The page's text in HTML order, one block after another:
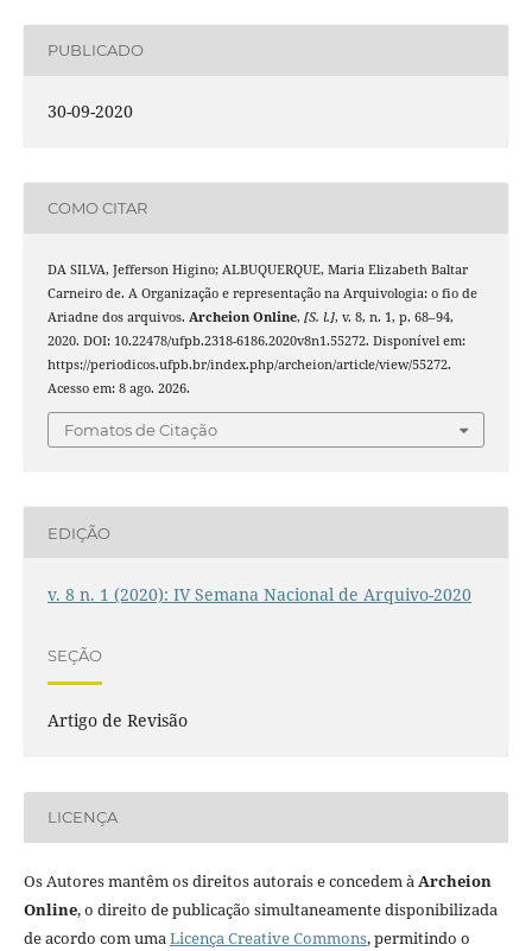
PUBLICADO
30-09-2020
COMO CITAR
DA SILVA, Jefferson Higino; ALBUQUERQUE, Maria Elizabeth Baltar
Carneiro de. A Organização e representação na Arquivologia: o fio de
Ariadne dos arquivos. Archeion Online, [S. l.], v. 8, n. 1, p. 68–94,
2020. DOI: 10.22478/ufpb.2318-6186.2020v8n1.55272. Disponível em:
https://periodicos.ufpb.br/index.php/archeion/article/view/55272.
Acesso em: 8 ago. 2026.
Fomatos de Citação
EDIÇÃO
v. 8 n. 1 (2020): IV Semana Nacional de Arquivo-2020
SEÇÃO
Artigo de Revisão
LICENÇA
Os Autores mantêm os direitos autorais e concedem à Archeion
Online, o direito de publicação simultaneamente disponibilizada
de acordo com uma Licença Creative Commons, permitindo o